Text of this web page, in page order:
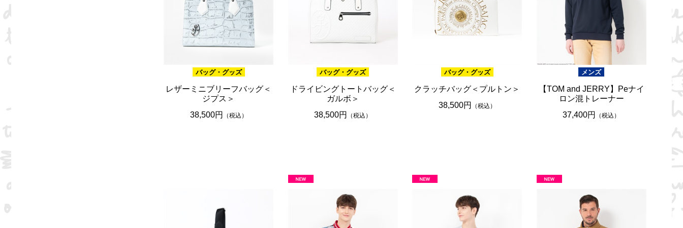
バッグ・グッズ
レザーミニブリーフバッグ＜
ジプス＞
38,500円
（税込）
バッグ・グッズ
ドライビングトートバッグ＜
ガルボ＞
38,500円
（税込）
バッグ・グッズ
クラッチバッグ＜プルトン＞
38,500円
（税込）
メンズ
【TOM and JERRY】Peナイ
ロン混トレーナー
37,400円
（税込）